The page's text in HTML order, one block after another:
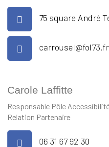
75 square André
carrousel@fol73.fr
Carole Laffitte
Responsable Pôle
Relation Partenaire
06 31 67 92 30